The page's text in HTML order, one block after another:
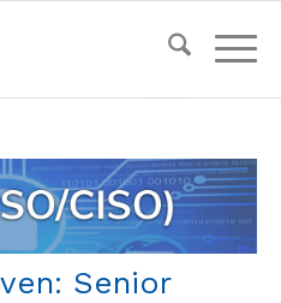
Senior